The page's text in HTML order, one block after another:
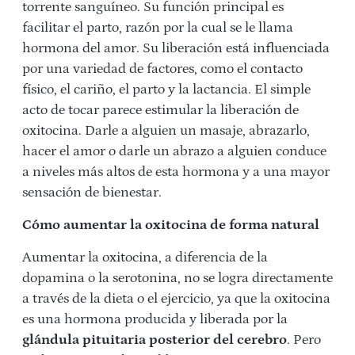
torrente sanguíneo. Su función principal es
facilitar el parto, razón por la cual se le llama
hormona del amor. Su liberación está influenciada
por una variedad de factores, como el contacto
físico, el cariño, el parto y la lactancia. El simple
acto de tocar parece estimular la liberación de
oxitocina. Darle a alguien un masaje, abrazarlo,
hacer el amor o darle un abrazo a alguien conduce
a niveles más altos de esta hormona y a una mayor
sensación de bienestar.
Cómo aumentar la oxitocina de forma natural
Aumentar la oxitocina, a diferencia de la
dopamina o la serotonina, no se logra directamente
a través de la dieta o el ejercicio, ya que la oxitocina
es una hormona producida y liberada por la
glándula pituitaria posterior del cerebro. Pero